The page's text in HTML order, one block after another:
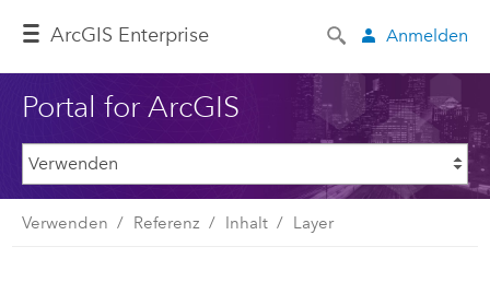
ArcGIS Enterprise Anmelden
Portal for ArcGIS
Verwenden Referenz Inhalt Layer